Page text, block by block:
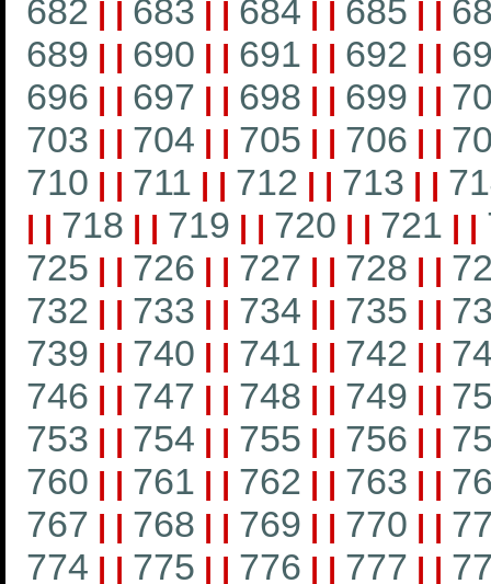
682 | | 683 | | 684 | | 685 | |
689 | | 690 | | 691 | | 692 | |
696 | | 697 | | 698 | | 699 | |
703 | | 704 | | 705 | | 706 | |
710 | | 711 | | 712 | | 713 | |
| | 718 | | 719 | | 720 | | 721 | |
725 | | 726 | | 727 | | 728 | |
732 | | 733 | | 734 | | 735 | |
739 | | 740 | | 741 | | 742 | |
746 | | 747 | | 748 | | 749 | |
753 | | 754 | | 755 | | 756 | |
760 | | 761 | | 762 | | 763 | |
767 | | 768 | | 769 | | 770 | |
774 | | 775 | | 776 | | 777 | |